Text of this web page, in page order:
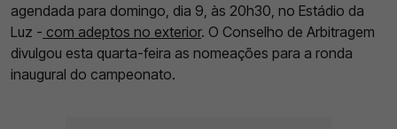
agendada para domingo, dia 9, às 20h30, no Estádio da
Luz - com adeptos no exterior. O Conselho de Arbitragem
divulgou esta quarta-feira as nomeações para a ronda
inaugural do campeonato.